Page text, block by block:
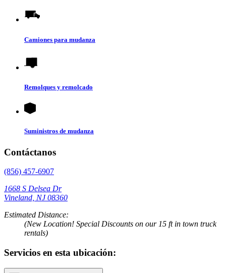
Camiones para mudanza
Remolques y remolcado
Suministros de mudanza
Contáctanos
(856) 457-6907
1668 S Delsea Dr
Vineland, NJ 08360
Estimated Distance:
(New Location! Special Discounts on our 15 ft in town truck
rentals)
Servicios en esta ubicación: